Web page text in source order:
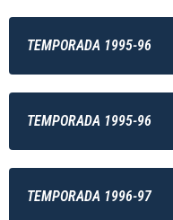
TEMPORADA 1995-96
TEMPORADA 1995-96
TEMPORADA 1996-97